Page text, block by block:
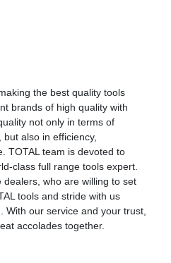
the best quality tools
brands of high quality with
not only in terms of
also in efficiency,
TOTAL team is devoted to
class full range tools expert.
who are willing to set
tools and stride with us
our service and your trust,
accolades together.